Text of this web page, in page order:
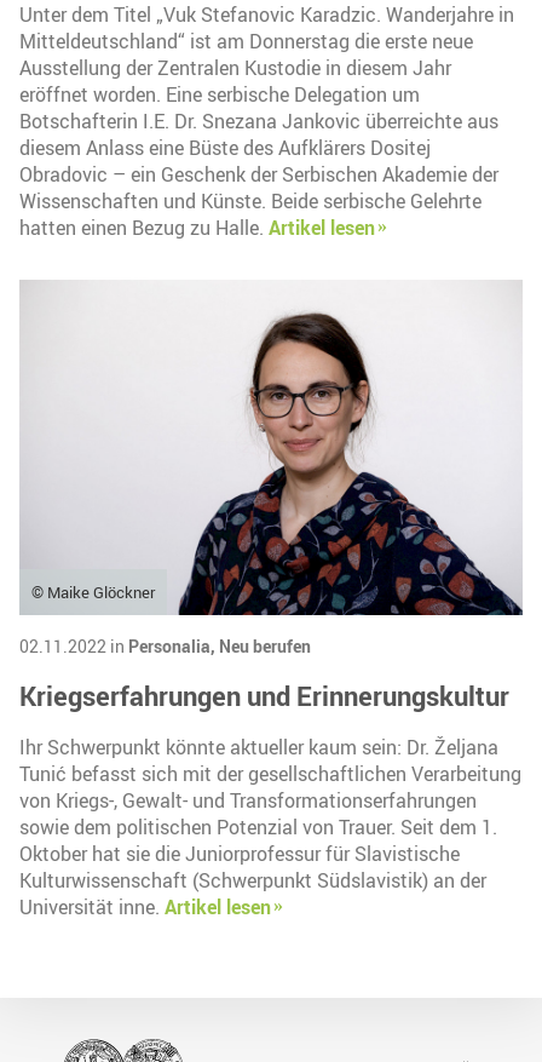
Unter dem Titel „Vuk Stefanovic Karadzic. Wanderjahre in
Mitteldeutschland“ ist am Donnerstag die erste neue
Ausstellung der Zentralen Kustodie in diesem Jahr
eröffnet worden. Eine serbische Delegation um
Botschafterin I.E. Dr. Snezana Jankovic überreichte aus
diesem Anlass eine Büste des Aufklärers Dositej
Obradovic – ein Geschenk der Serbischen Akademie der
Wissenschaften und Künste. Beide serbische Gelehrte
hatten einen Bezug zu Halle. Artikel lesen
© Maike Glöckner
02.11.2022 in Personalia, Neu berufen
Kriegserfahrungen und Erinnerungskultur
Ihr Schwerpunkt könnte aktueller kaum sein: Dr. Željana
Tunić befasst sich mit der gesellschaftlichen Verarbeitung
von Kriegs-, Gewalt- und Transformationserfahrungen
sowie dem politischen Potenzial von Trauer. Seit dem 1.
Oktober hat sie die Juniorprofessur für Slavistische
Kulturwissenschaft (Schwerpunkt Südslavistik) an der
Universität inne. Artikel lesen